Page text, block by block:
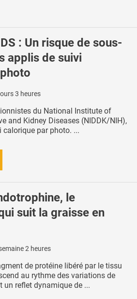
: Un risque de sous-
applis de suivi
3 heures
du National Institute of
and Kidney Diseases (NIDDK/NIH),
par photo. ...
le
suit la graisse en
2 heures
de protéine libéré par le tissu
au rythme des variations de
un reflet dynamique de ...